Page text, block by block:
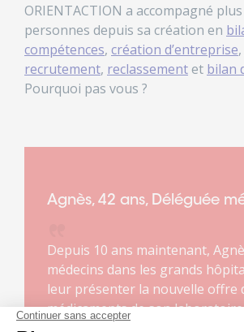
ORIENTACTION a accompagné
personnes depuis sa création en
compétences, création d’entreprise,
recrutement, reclassementet bilan
Pourquoi pas vous ?
Agnès, 42 ans, Déléguée
Depuis 10 ans maintenant,
médecins dans les grands
leur présenter la nouvelle offre
médicaments de son